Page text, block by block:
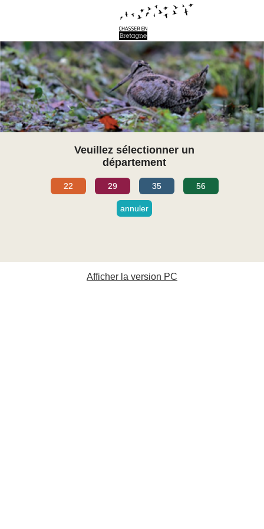
Veuillez sélectionner un
département
22 29 35 56
annuler
Afficher la version PC